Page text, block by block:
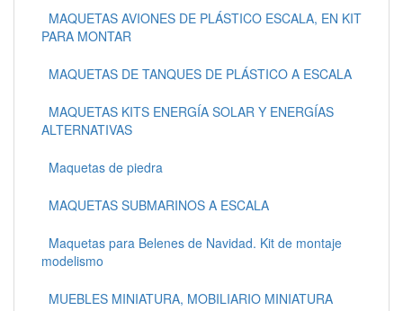
MAQUETAS AVIONES DE PLÁSTICO ESCALA, EN KIT
PARA MONTAR
MAQUETAS DE TANQUES DE PLÁSTICO A ESCALA
MAQUETAS KITS ENERGÍA SOLAR Y ENERGÍAS
ALTERNATIVAS
Maquetas de piedra
MAQUETAS SUBMARINOS A ESCALA
Maquetas para Belenes de Navidad. Kit de montaje
modelismo
MUEBLES MINIATURA, MOBILIARIO MINIATURA